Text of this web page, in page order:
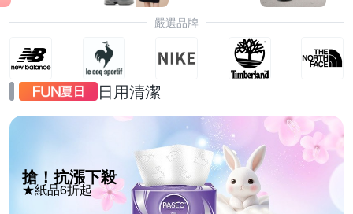
嚴選品牌
日用清潔
搶！抗漲下殺
★紙品6折起